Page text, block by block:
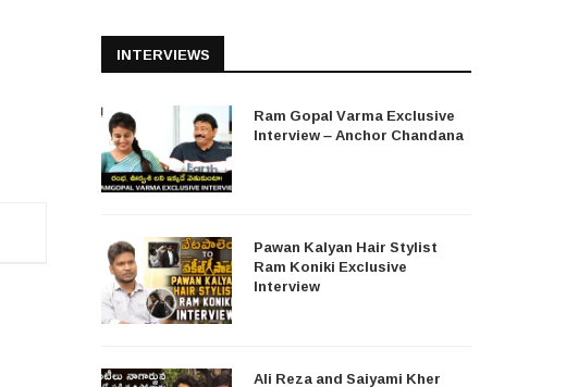
INTERVIEWS
Ram Gopal Varma Exclusive
Interview – Anchor Chandana
Pawan Kalyan Hair Stylist
Ram Koniki Exclusive
Interview
Ali Reza and Saiyami Kher